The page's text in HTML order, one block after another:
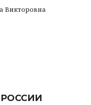
Викторовна